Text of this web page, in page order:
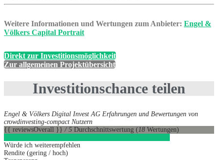
Weitere Informationen und Wertungen zum Anbieter: Engel &
Völkers Capital Portrait
Direkt zur Investitionsmöglichkeit
Zur allgemeinen Projektübersicht
Investitionschance teilen
Engel & Völkers Digital Invest AG Erfahrungen und Bewertungen von
crowdinvesting-compact Nutzern
{{ reviewsOverall }} / 5 Durchschnittswertung ( 18 Wertungen)
Würde ich weiterempfehlen
Rendite (gering / hoch)